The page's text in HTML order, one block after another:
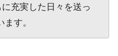
充実した日々を送っ
す。